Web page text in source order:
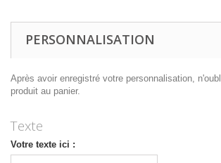
PERSONNALISATION
Après avoir enregistré votre personnalisation,
produit au panier.
Texte
Votre texte ici :